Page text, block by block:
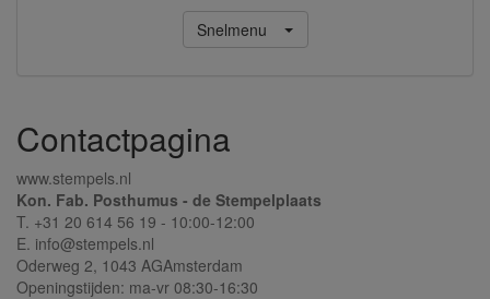
Snelmenu
Contactpagina
www.stempels.nl
Kon. Fab. Posthumus - de Stempelplaats
T. +31 20 614 56 19 - 10:00-12:00
E. info@stempels.nl
Oderweg 2, 1043 AGAmsterdam
Openingstijden: ma-vr 08:30-16:30